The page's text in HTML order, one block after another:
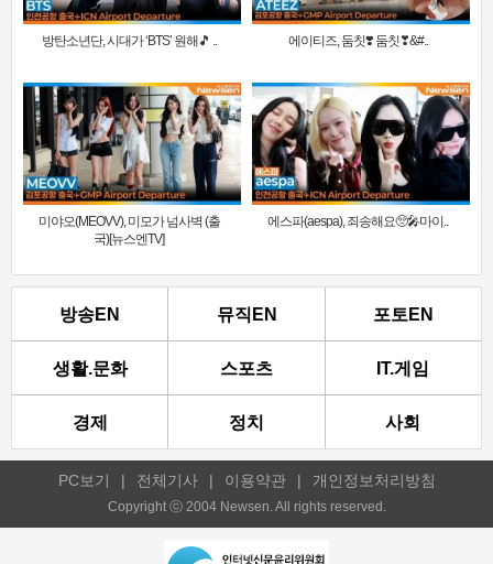
방탄소년단, 시대가 ‘BTS’ 원해🎵 .. 에이티즈, 둠칫❣️ 둠칫❣&#..
미야오(MEOVV), 미모가 넘사벽 (출
국)[뉴스엔TV]
에스파(aespa), 죄송해요🥺🎤마이..
방송EN 뮤직EN 포토EN
생활.문화 스포츠 IT.게임
경제 정치 사회
PC보기 | 전체기사 | 이용약관 | 개인정보처리방침
Copyright ⓒ 2004 Newsen. All rights reserved.